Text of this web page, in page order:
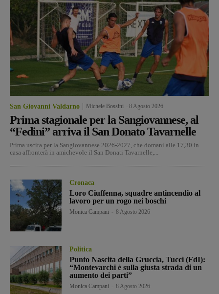
San Giovanni Valdarno Michele Bossini 8 Agosto 2026
Prima stagionale per la Sangiovannese, al
“Fedini” arriva il San Donato Tavarnelle
Prima uscita per la Sangiovannese 2026-2027, che domani alle 17,30 in
casa affronterà in amichevole il San Donati Tavarnelle,...
Cronaca
Loro Ciuffenna, squadre antincendio al
lavoro per un rogo nei boschi
Monica Campani 8 Agosto 2026
Politica
Punto Nascita della Gruccia, Tucci (FdI):
“Montevarchi è sulla giusta strada di un
aumento dei parti”
Monica Campani 8 Agosto 2026